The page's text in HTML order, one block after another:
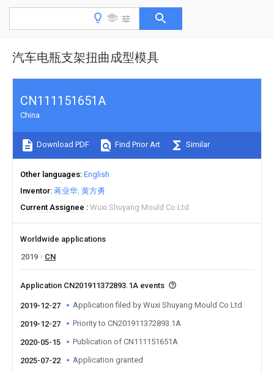
汽车电瓶支架扭曲成型模具
CN111151651A
China
Download PDF Find Prior Art Similar
Other languages English
Inventor 蒋业华 黄方勇
Current Assignee
Wuxi Shuyang Mould Co Ltd
Worldwide applications
2019
CN
Application CN201911372893.1A events
2019-12-27 Application filed by Wuxi Shuyang Mould Co Ltd
2019-12-27 Priority to CN201911372893.1A
2020-05-15 Publication of CN111151651A
2025-07-22 Application granted